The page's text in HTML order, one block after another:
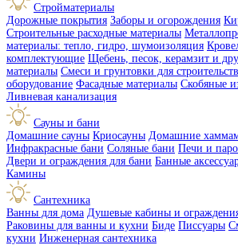
Стройматериалы
Дорожные покрытия Заборы и огорождения
Строительные расходные материалы
материалы: тепло, гидро, шумоизоляция
комплектующие Щебень, песок, керамзит и
материалы Смеси и грунтовки для
оборудование Фасадные материалы Скобяные
Ливневая канализация
Сауны и бани
Домашние сауны Криосауны Домашние
Инфракрасные бани Соляные бани Печи и
Двери и ограждения для бани Банные
Камины
Сантехника
Ванны для дома Душевые кабины и
Раковины для ванны и кухни Биде Писсуары
кухни Инженерная сантехника